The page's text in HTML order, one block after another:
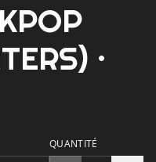
·
QUANTITÉ